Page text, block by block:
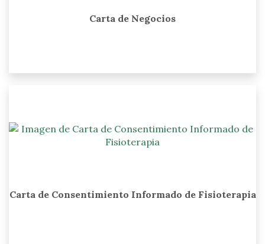
Carta de Negocios
Carta de Consentimiento Informado de Fisioterapia